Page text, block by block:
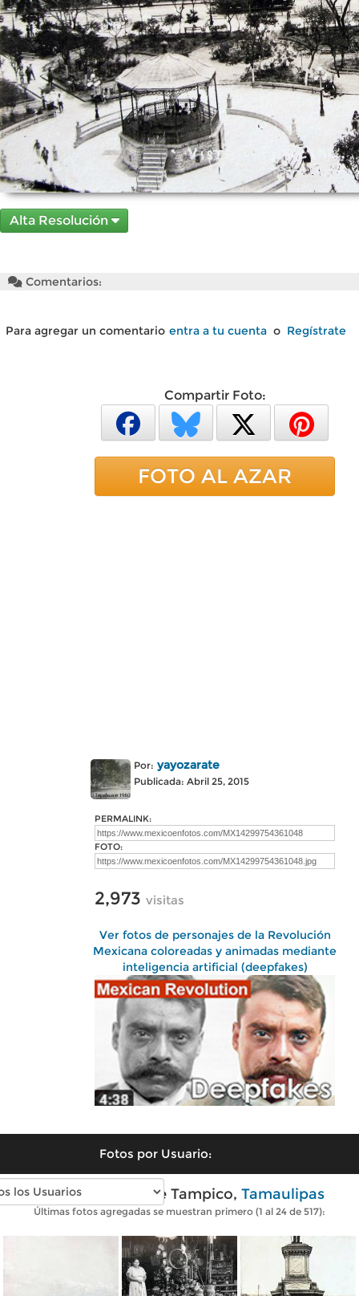
Alta Resolución
Comentarios:
Para agregar un comentario entra a tu cuenta o Regístrate
Compartir Foto:
FOTO AL AZAR
Por: yayozarate
Publicada: Abril 25, 2015
PERMALINK:
FOTO:
2,973 visitas
Ver fotos de personajes de la Revolución
Mexicana coloreadas y animadas mediante
inteligencia artificial (deepfakes)
Fotos por Usuario:
Fotos antiguas de Tampico, Tamaulipas
Últimas fotos agregadas se muestran primero (1 al 24 de 517):